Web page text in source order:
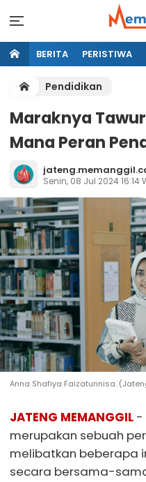
BERITA PERISTIWA
Pendidikan
Maraknya
Mana Peran
Senin, 08 Jul 2024 16:14
Anna Shafiya Faizatunnisa.
JATENG MEMANGGIL -
merupakan sebuah
melibatkan beberapa
secara bersama-